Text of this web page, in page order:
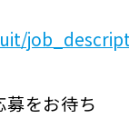
をお待ち